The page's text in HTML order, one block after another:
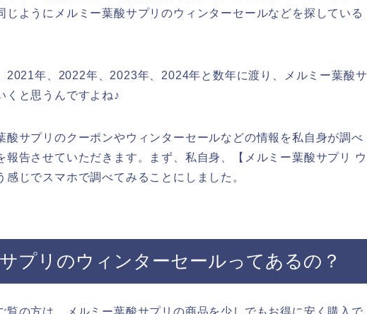
じようにメルミー葉酸サプリのウィンターセールなどを探している
2021年、2022年、2023年、2024年と数年に渡り、メルミー葉酸サ
くと思うんですよね♪
酸サプリのクーポンやウィンターセールなどの情報を私自身が調べ
報告させていただきます。まず、私自身、【メルミー葉酸サプリ ウ
感じでスマホで調べてみることにしました。
プリのウィンターセールってあるの？
覧の方は、メルミー葉酸サプリの商品を少しでもお得に安く購入で